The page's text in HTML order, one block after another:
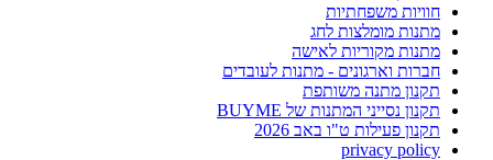
חוויות משפחתיות
מתנות מומלצות לחג
מתנות מקוריות לאישה
חברות וארגונים - מתנות לעובדים
תקנון מתנה משותפת
תקנון נסייני המתנות של BUYME
תקנון פעילות ט"ו באב 2026
privacy policy